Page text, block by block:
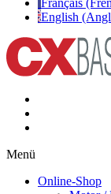
Français
English
Menü
Online-Shop